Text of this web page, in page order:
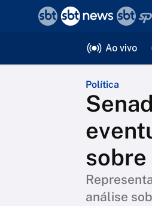
Ao vivo
Política
sobre
análise
voltar
Editorias